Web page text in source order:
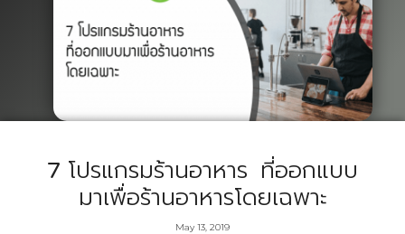
7 โปรแกรมร้านอาหาร ที่ออกแบบ
มาเพื่อร้านอาหารโดยเฉพาะ
May 13, 2019